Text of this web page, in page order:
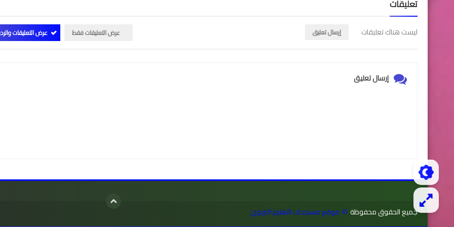
تعليقات
ليست هناك تعليقات إرسال تعليق عرض التعليقات فقط عرض التعليقات
إرسال تعليق
جميع الحقوق محفوظة © موقع مستجدات التعليم التربوي